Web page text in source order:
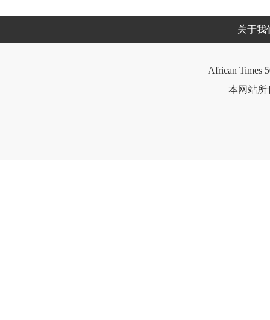
关于我
African Times
本网站所